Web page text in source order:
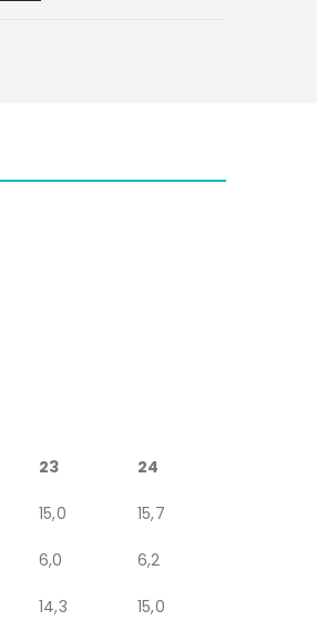
23 24
15,0 15,7
6,0 6,2
14,3 15,0